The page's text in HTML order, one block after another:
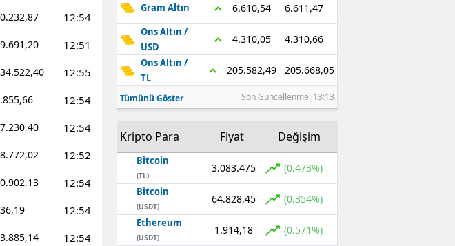
12:54
12:51
12:55
12:54
12:54
12:52
12:54
12:54
12:54
Gram Altın 6.610,54 6.611,47
Ons Altın /
USD
4.310,05 4.310,66
Ons Altın /
TL
205.582,49 205.668,05
Tümünü Göster Son Güncellenme: 13:13
Kripto Para Fiyat Değişim
Bitcoin
(TL)
3.083.475 (0.473%)
Bitcoin
(USDT)
64.828,45 (0.354%)
Ethereum
(USDT)
1.914,18 (0.571%)